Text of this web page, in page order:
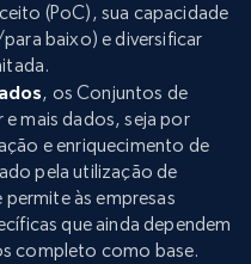
(PoC), sua capacidade
baixo) e diversificar
, os Conjuntos de
mais dados, seja por
e enriquecimento de
pela utilização de
às empresas
que ainda dependem
completo como base.